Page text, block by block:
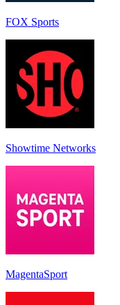
FOX Sports
Showtime Networks
MagentaSport